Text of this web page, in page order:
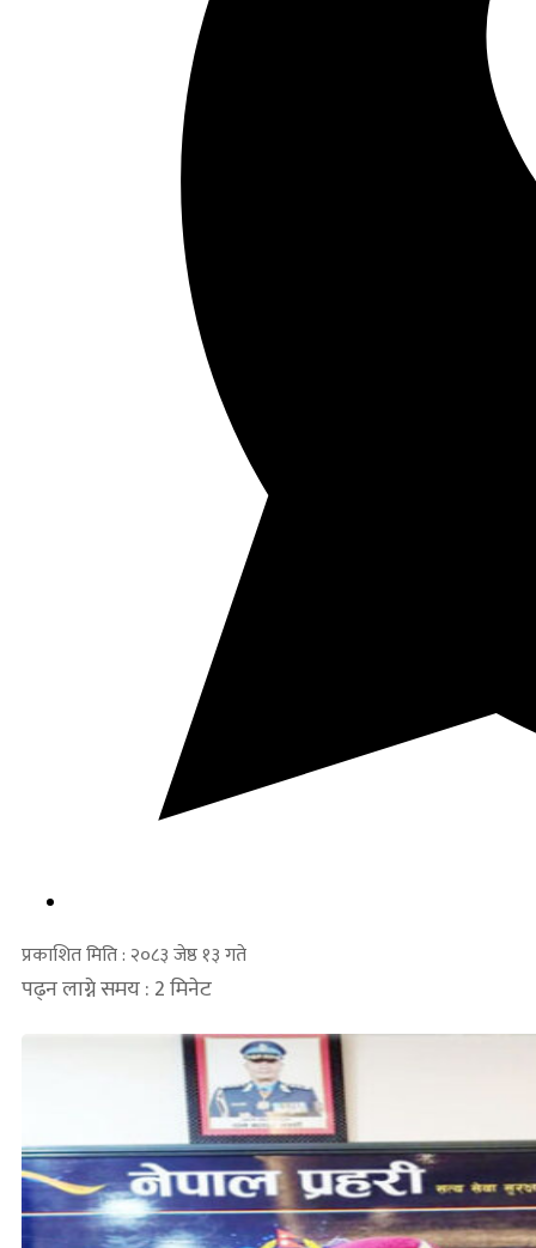
प्रकाशित मिति : २०८३ जेष्ठ १३ गते
पढ्न लाग्ने समय : 2 मिनेट